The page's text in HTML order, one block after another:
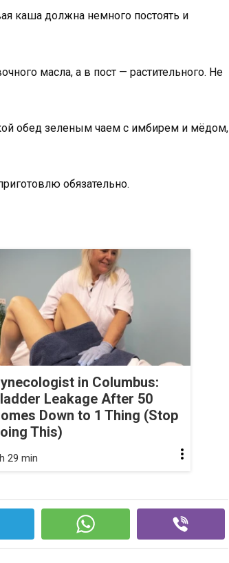
каша должна немного постоять и
масла, а в пост — растительного. Не
обед зеленым чаем с имбирем и мёдом,
обязательно.
in Columbus:
Leakage After 50
Down to 1 Thing (Stop
This)
29 min